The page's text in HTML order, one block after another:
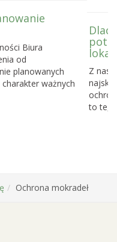
Biura
od
planowanych
ważnych
Z
to te,
Ochrona mokradeł